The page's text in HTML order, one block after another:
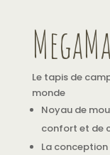
Le tapis de
monde
Noyau de
confort et de
La